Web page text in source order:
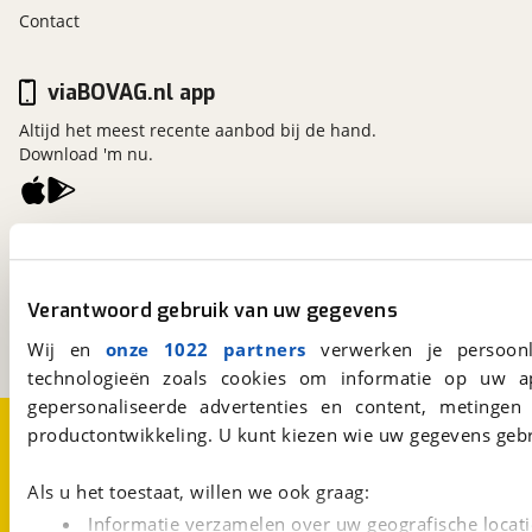
Verantwoord gebruik van uw gegevens
Wij en onze 1022 partners verwerken je
technologieën zoals cookies om informatie op
gepersonaliseerde advertenties en content,
productontwikkeling. U kunt kiezen wie uw gegevens
Als u het toestaat, willen we ook graag:
Informatie verzamelen over uw geografische
Contact
3981 AJ
Bunnik
Een initiatief van
BOVAG
viaBOVAG.nl app
Altijd het meest recente aanbod bij de hand.
Download 'm nu.
Over viaBOVAG.nl Disclaimer- en Privacyverklaring
CookievoorkeurenVacatures